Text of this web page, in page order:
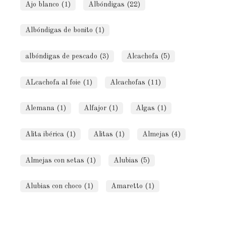
Ajo blanco (1) Albóndigas (22)
Albóndigas de bonito (1)
albóndigas de pescado (3) Alcachofa (5)
ALcachofa al foie (1) Alcachofas (11)
Alemana (1) Alfajor (1) Algas (1)
Alita ibérica (1) Alitas (1) Almejas (4)
Almejas con setas (1) Alubias (5)
Alubias con choco (1) Amaretto (1)